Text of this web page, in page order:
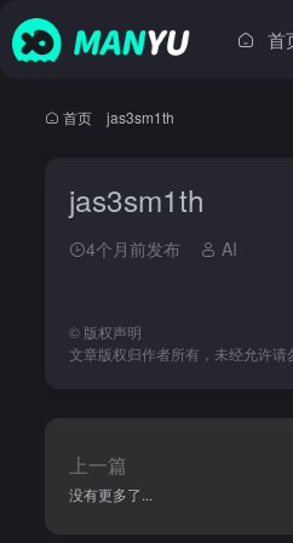
首
首页 jas3sm1th
jas3sm1th
4个月前发布 AI
© 版权声明
文章版权归作者所有，未经允许请
上一篇
没有更多了...